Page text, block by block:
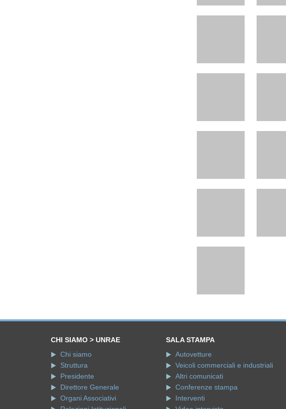
CHI SIAMO > UNRAE
Chi siamo
Struttura
Presidente
Direttore Generale
Organi Associativi
SALA STAMPA
Autovetture
Veicoli commerciali e industriali
Altri comunicati
Conferenze stampa
Interventi